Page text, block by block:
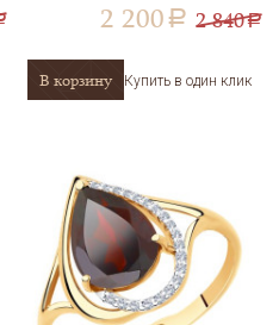
2 200 a 2 840a
В корзину Купить в один клик